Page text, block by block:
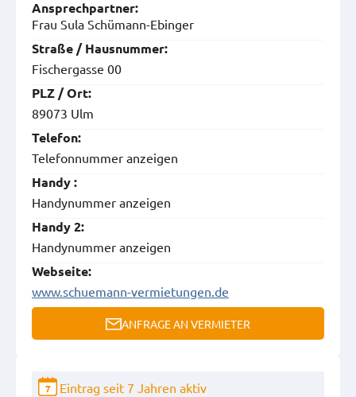
Ansprech­partner:
Frau Sula Schümann-Ebinger
Straße / Hausnummer:
Fischergasse 00
PLZ / Ort:
89073 Ulm
Telefon:
Telefonnummer anzeigen
Handy :
Handynummer anzeigen
Handy 2:
Handynummer anzeigen
Webseite:
www.schuemann-vermietungen.de
ANFRAGE AN VERMIETER
7 Eintrag seit 7 Jahren aktiv